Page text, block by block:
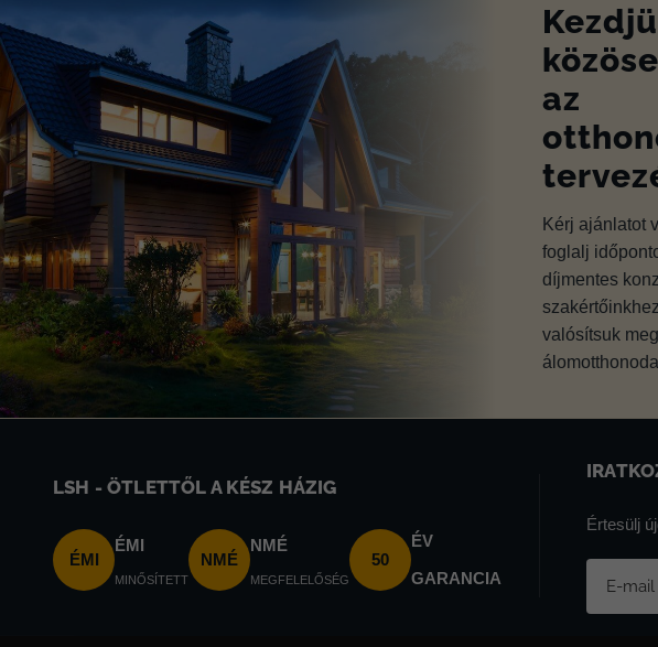
az
Kérj ajánlatot
foglalj
díjmentes
valósítsuk
LSH - ÖTLETTŐL A KÉSZ HÁZIG
ÉMI
ÉMI
MINŐSÍTETT
NMÉ
NMÉ
MEGFELELŐSÉG
50
ÉV
GARANCIA
Értesülj